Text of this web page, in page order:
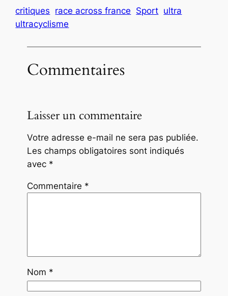
critiques race across france Sport ultra
ultracyclisme
Commentaires
Laisser un commentaire
Votre adresse e-mail ne sera pas publiée.
Les champs obligatoires sont indiqués
avec *
Commentaire *
Nom *